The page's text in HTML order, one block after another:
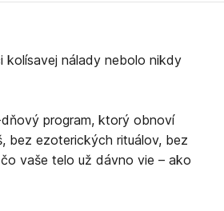
kolísavej nálady nebolo nikdy
dňový program, ktorý obnoví
bez ezoterických rituálov, bez
vaše telo už dávno vie – ako